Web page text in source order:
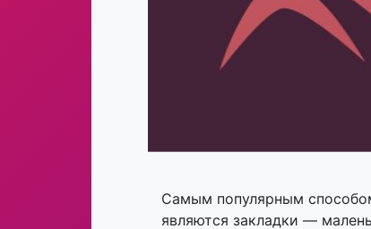
Самым популярным
являются закладки —